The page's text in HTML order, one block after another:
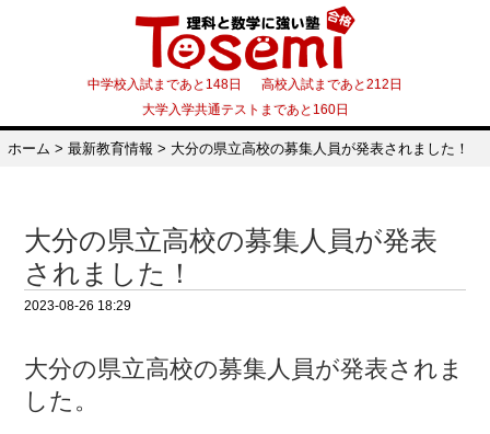
中学校入試まであと148日 高校入試まであと212日
大学入学共通テストまであと160日
ホーム > 最新教育情報 > 大分の県立高校の募集人員が発表されました！
大分の県立高校の募集人員が発表
されました！
2023-08-26 18:29
大分の県立高校の募集人員が発表されま
した。